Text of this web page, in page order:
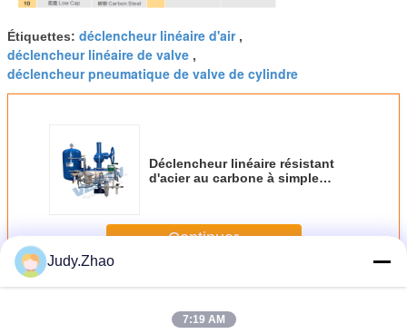
Étiquettes: déclencheur linéaire d'air,
déclencheur linéaire de valve ,
déclencheur pneumatique de valve de cylindre
Déclencheur linéaire résistant
d'acier au carbone à simple
Continuer
PlusDéclencheur linéaire pneumatique
Judy.Zhao
7:19 AM